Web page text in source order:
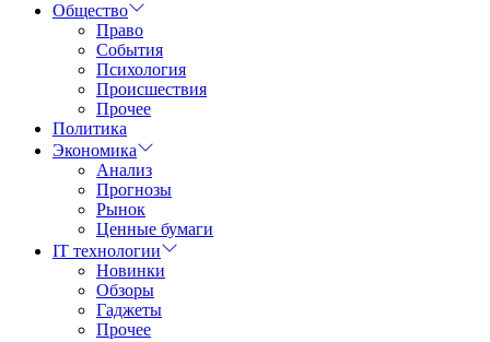
Общество
Право
События
Психология
Происшествия
Прочее
Политика
Экономика
Анализ
Прогнозы
Рынок
Ценные бумаги
IT технологии
Новинки
Обзоры
Гаджеты
Прочее